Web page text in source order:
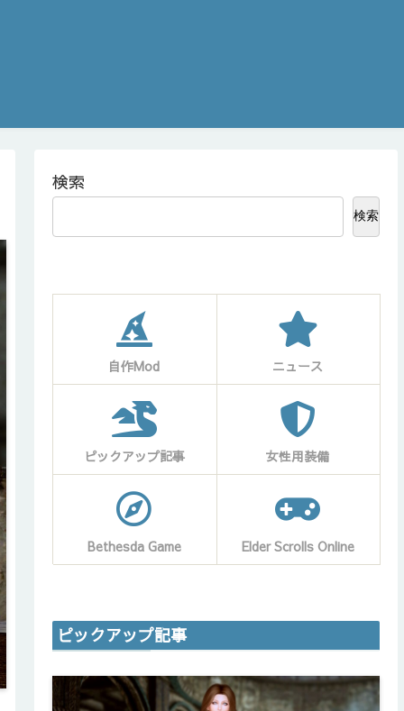
検索
検索
自作Mod ニュース
ピックアップ記事 女性用装備
Bethesda Game Elder Scrolls Online
ピックアップ記事